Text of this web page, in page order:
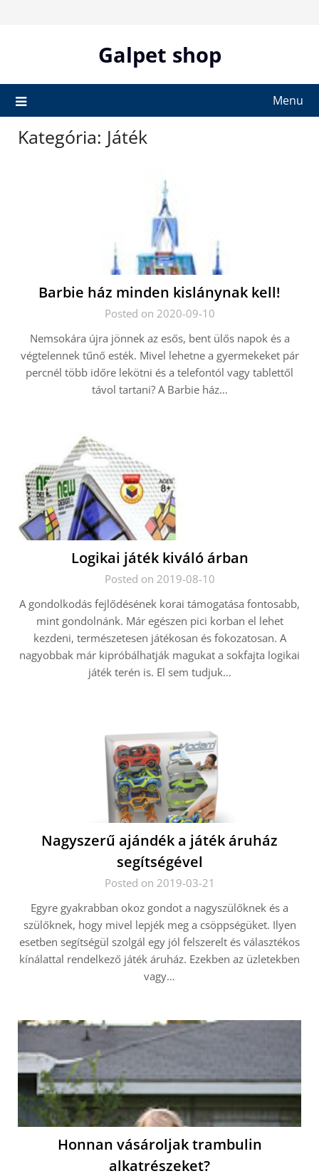
Galpet shop
Menu
Kategória: Játék
Barbie ház minden kislánynak kell!
Posted on 2020-09-10
Nemsokára újra jönnek az esős, bent ülős napok és a
végtelennek tűnő esték. Mivel lehetne a gyermekeket pár
percnél több időre lekötni és a telefontól vagy tablettől
távol tartani? A Barbie ház…
Logikai játék kiváló árban
Posted on 2019-08-10
A gondolkodás fejlődésének korai támogatása fontosabb,
mint gondolnánk. Már egészen pici korban el lehet
kezdeni, természetesen játékosan és fokozatosan. A
nagyobbak már kipróbálhatják magukat a sokfajta logikai
játék terén is. El sem tudjuk…
Nagyszerű ajándék a játék áruház
segítségével
Posted on 2019-03-21
Egyre gyakrabban okoz gondot a nagyszülőknek és a
szülőknek, hogy mivel lepjék meg a csöppségüket. Ilyen
esetben segítségül szolgál egy jól felszerelt és választékos
kínálattal rendelkező játék áruház. Ezekben az üzletekben
vagy…
Honnan vásároljak trambulin
alkatrészeket?